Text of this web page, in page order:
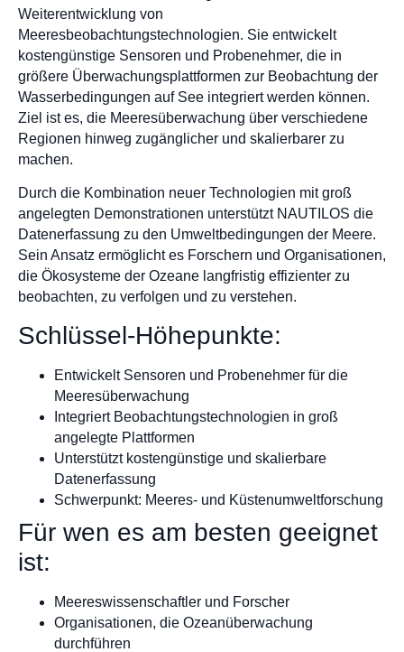
Weiterentwicklung von
Meeresbeobachtungstechnologien. Sie entwickelt
kostengünstige Sensoren und Probenehmer, die in
größere Überwachungsplattformen zur Beobachtung der
Wasserbedingungen auf See integriert werden können.
Ziel ist es, die Meeresüberwachung über verschiedene
Regionen hinweg zugänglicher und skalierbarer zu
machen.
Durch die Kombination neuer Technologien mit groß
angelegten Demonstrationen unterstützt NAUTILOS die
Datenerfassung zu den Umweltbedingungen der Meere.
Sein Ansatz ermöglicht es Forschern und Organisationen,
die Ökosysteme der Ozeane langfristig effizienter zu
beobachten, zu verfolgen und zu verstehen.
Schlüssel-Höhepunkte:
Entwickelt Sensoren und Probenehmer für die
Meeresüberwachung
Integriert Beobachtungstechnologien in groß
angelegte Plattformen
Unterstützt kostengünstige und skalierbare
Datenerfassung
Schwerpunkt: Meeres- und Küstenumweltforschung
Für wen es am besten geeignet
ist:
Meereswissenschaftler und Forscher
Organisationen, die Ozeanüberwachung
durchführen